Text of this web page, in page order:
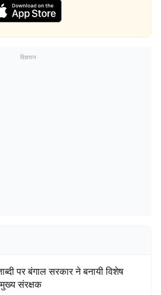
विज्ञापन
पर बंगाल सरकार ने बनायी विशेष
संरक्षक